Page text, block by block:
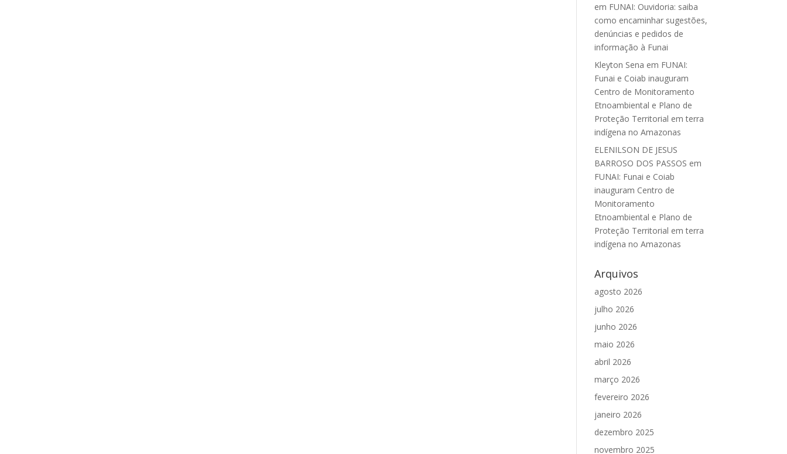
em FUNAI: Ouvidoria: saiba
como encaminhar sugestões,
denúncias e pedidos de
informação à Funai
Kleyton Sena em FUNAI:
Funai e Coiab inauguram
Centro de Monitoramento
Etnoambiental e Plano de
Proteção Territorial em terra
indígena no Amazonas
ELENILSON DE JESUS
BARROSO DOS PASSOS em
FUNAI: Funai e Coiab
inauguram Centro de
Monitoramento
Etnoambiental e Plano de
Proteção Territorial em terra
indígena no Amazonas
Arquivos
agosto 2026
julho 2026
junho 2026
maio 2026
abril 2026
março 2026
fevereiro 2026
janeiro 2026
dezembro 2025
novembro 2025